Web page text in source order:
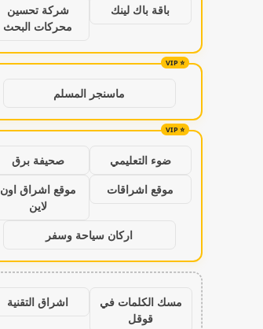
باقة باك لينك
شركة تحسين
محركات البحث
ماسنجر المسلم
ضوء التعليمي
صحيفة برق
موقع اشراقات
موقع اشراق اون
لاين
اركان سياحة وسفر
مسك الكلمات في
قوقل
اشراق التقنية